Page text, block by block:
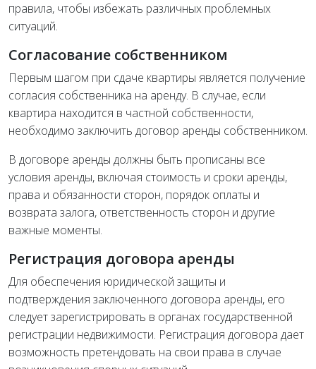
правила, чтобы избежать различных проблемных
ситуаций.
Согласование собственником
Первым шагом при сдаче квартиры является получение
согласия собственника на аренду. В случае, если
квартира находится в частной собственности,
необходимо заключить договор аренды собственником.
В договоре аренды должны быть прописаны все
условия аренды, включая стоимость и сроки аренды,
права и обязанности сторон, порядок оплаты и
возврата залога, ответственность сторон и другие
важные моменты.
Регистрация договора аренды
Для обеспечения юридической защиты и
подтверждения заключенного договора аренды, его
следует зарегистрировать в органах государственной
регистрации недвижимости. Регистрация договора дает
возможность претендовать на свои права в случае